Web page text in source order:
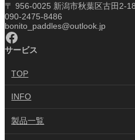
〒 956-0025 新潟市秋葉区古田2-
090-2475-8486
bonito_paddles@outlook.jp
Facebook
サービス
TOP
INFO
製品一覧